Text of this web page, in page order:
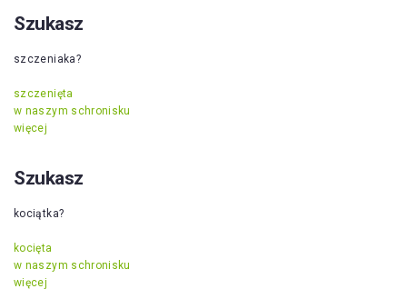
Szukasz
szczeniaka?
szczenięta
w naszym schronisku
więcej
Szukasz
kociątka?
kocięta
w naszym schronisku
więcej